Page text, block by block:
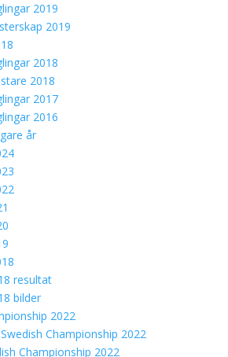
2019
2019
2018
2018
2017
2016
år
resultat
bilder
2022
Championship 2022
Championship 2022